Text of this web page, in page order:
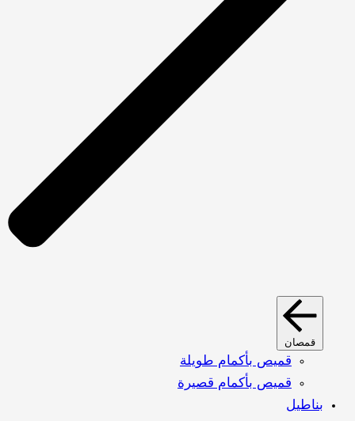
قمصان
قميص بأكمام طويلة
قميص بأكمام قصيرة
بناطيل